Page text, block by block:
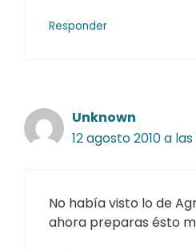
Responder
Unknown
12 agosto 2010 a
No había visto lo de
ahora preparas ésto